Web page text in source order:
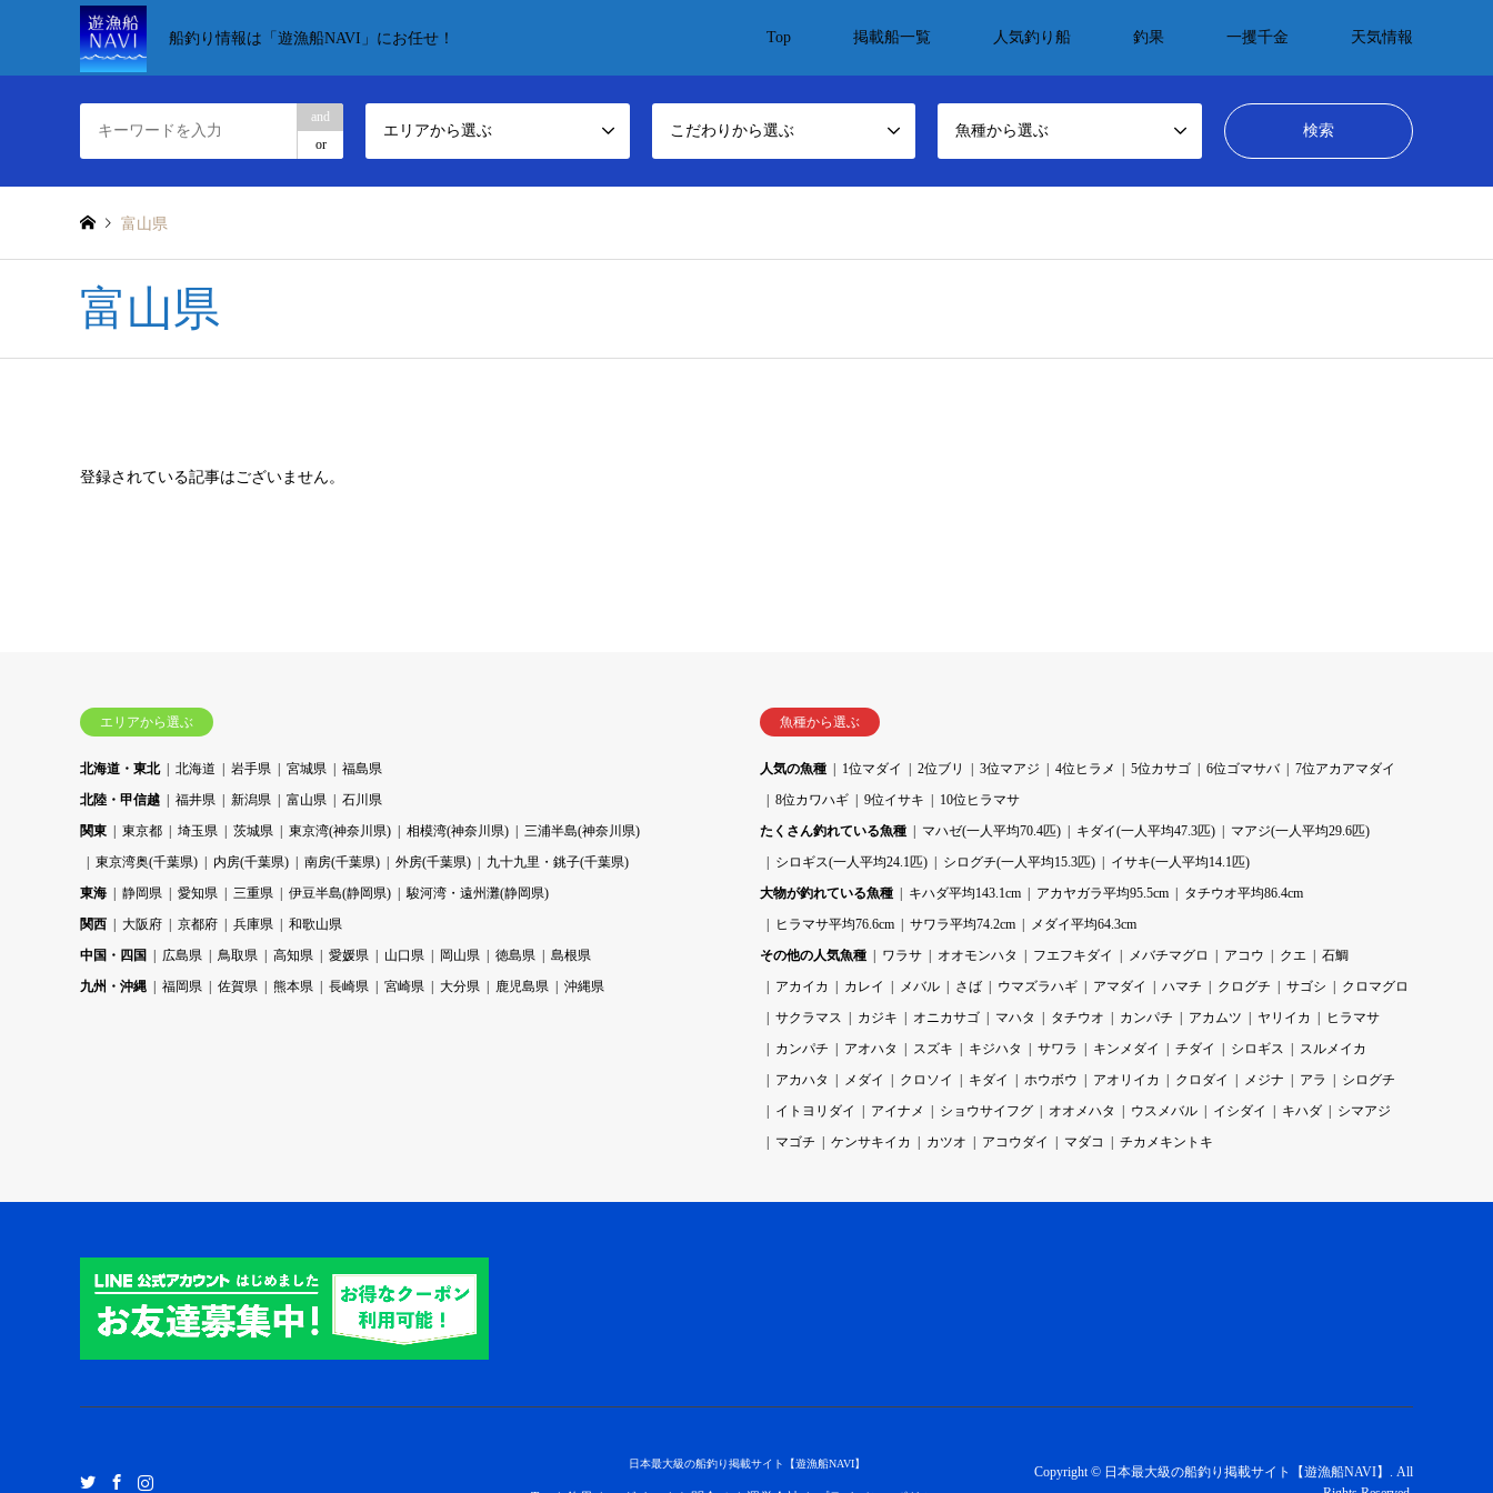
船釣り情報は「遊漁船NAVI」にお任せ！ Top 掲載船一覧 人気釣り船 釣果 一攫千金 天気情報
and
or
エリアから選ぶ こだわりから選ぶ 魚種から選ぶ
富山県
富山県
登録されている記事はございません。
エリアから選ぶ
北海道・東北 北海道 岩手県 宮城県
福島県
北陸・甲信越
福井県 新潟県 富山県
石川県
関東
東京都 埼玉県 茨城県 東京湾(神奈川県) 相模湾(神奈川県)
三浦半島(神奈川県)
東京湾奥(千葉県)
内房(千葉県) 南房(千葉県) 外房(千葉県)
九十九里・銚子(千葉県)
東海
静岡県 愛知県 三重県 伊豆半島(静岡県)
駿河湾・遠州灘(静岡県)
関西
大阪府 京都府 兵庫県
和歌山県
中国・四国
広島県 鳥取県 高知県 愛媛県 山口県 岡山県 徳島県
島根県
九州・沖縄
福岡県 佐賀県 熊本県 長崎県 宮崎県 大分県 鹿児島県 沖縄県
魚種から選ぶ
人気の魚種 1位マダイ 2位ブリ 3位マアジ 4位ヒラメ 5位カサゴ 6位ゴマサバ
7位アカアマダイ
8位カワハギ
9位イサキ
10位ヒラマサ
たくさん釣れている魚種
マハゼ(一人平均70.4匹) キダイ(一人平均47.3匹)
マアジ(一人平均29.6匹)
シロギス(一人平均24.1匹)
シログチ(一人平均15.3匹)
イサキ(一人平均14.1匹)
大物が釣れている魚種
キハダ平均143.1cm アカヤガラ平均95.5cm
タチウオ平均86.4cm
ヒラマサ平均76.6cm
サワラ平均74.2cm
メダイ平均64.3cm
その他の人気魚種
ワラサ オオモンハタ フエフキダイ メバチマグロ アコウ クエ
石鯛
アカイカ
カレイ メバル さば ウマズラハギ アマダイ ハマチ クログチ サゴシ
クロマグロ
サクラマス
カジキ オニカサゴ マハタ タチウオ カンパチ アカムツ ヤリイカ
ヒラマサ
カンパチ
アオハタ スズキ キジハタ サワラ キンメダイ チダイ シロギス
スルメイカ
アカハタ
メダイ クロソイ キダイ ホウボウ アオリイカ クロダイ メジナ アラ
シログチ
イトヨリダイ
アイナメ ショウサイフグ オオメハタ ウスメバル イシダイ キハダ
シマアジ
マゴチ
ケンサキイカ カツオ アコウダイ マダコ チカメキントキ
日本最大級の船釣り掲載サイト【遊漁船NAVI】
Copyright© 日本最大級の船釣り掲載サイト【遊漁船NAVI】 . All